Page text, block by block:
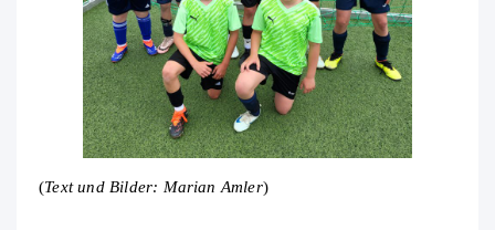
(Text und Bilder: Marian Amler)